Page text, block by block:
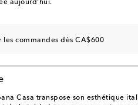
aujourd'hui.
les commandes dès CA$600
Casa transpose son esthétique